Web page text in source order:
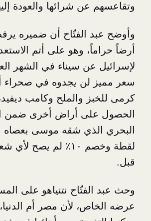
شرائها والعودة إليها حتى الآن.
الفتّاح أن ضميره يرفض أن يأكل
وهو على أتم الاستعداد أن يتنازل
سيناء في الشهر العقاري لقاء
لن يجدوه في صحراء أخرى، وذلك
والملح وكامب ديفيد، وبإمكانهم
أراض أخرى ضمن الطريق
شقه موسى بعصاه مقابل سعر
لقطة وخصم ١٠٪ لم يصح لأي شعب مختار من
نتنياهو على المسارعة لاغتنام
لأن مصر أم الدنيا، كل الدنيا، ولا